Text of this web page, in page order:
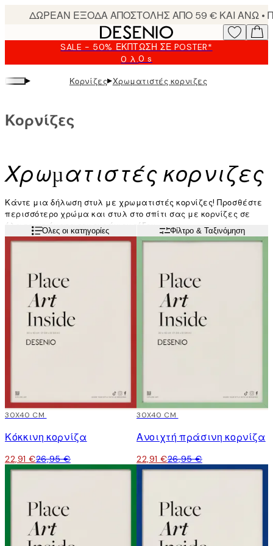
SALE - 50% ΈΚΠΤΩΣΗ ΣΕ POSTER*
0 λ.0 s
Ισχύει
μέχρι:
2026-
▸ Κορνίζες▸Χρωματιστές κορνιζες
Χρωματιστές κορνιζες
Κορνίζες
Κάντε μια δήλωση στυλ με χρωματιστές κορνίζες! Προσθέστε
περισσότερο χρώμα και στυλ στο σπίτι σας με κορνίζες σε
όλα τα χρώματα του ουράνιου τόξου.
Διαβάστε περισσότερα
Όλες οι κατηγορίες Φίλτρο & Ταξινόμηση
15%*
30X40 CM
Κόκκινη κορνίζα
22,91 €26,95 €
15%*
30X40 CM
Ανοιχτή πράσινη κορνίζα
22,91 €26,95 €